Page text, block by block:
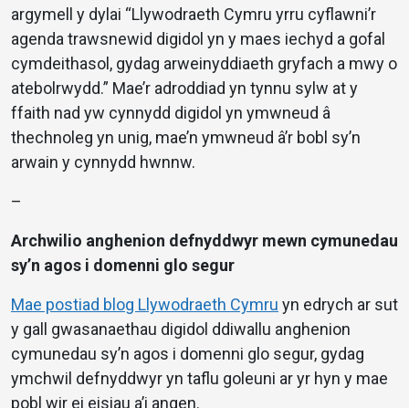
argymell y dylai “Llywodraeth Cymru yrru cyflawni’r
agenda trawsnewid digidol yn y maes iechyd a gofal
cymdeithasol, gydag arweinyddiaeth gryfach a mwy o
atebolrwydd.” Mae’r adroddiad yn tynnu sylw at y
ffaith nad yw cynnydd digidol yn ymwneud â
thechnoleg yn unig, mae’n ymwneud â’r bobl sy’n
arwain y cynnydd hwnnw.
–
Archwilio anghenion defnyddwyr mewn cymunedau
sy’n agos i domenni glo segur
Mae postiad blog Llywodraeth Cymru yn edrych ar sut
y gall gwasanaethau digidol ddiwallu anghenion
cymunedau sy’n agos i domenni glo segur, gydag
ymchwil defnyddwyr yn taflu goleuni ar yr hyn y mae
pobl wir ei eisiau a’i angen.